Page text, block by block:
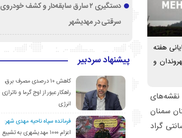
هفته
و
سمنان
گراد
دستگیری ۲ سارق سابقه‌دار و کشف خودروی
سرقتی در مهدیشهر
پیشنهاد سردبیر
کاهش ۱۰ درصدی مصرف برق،
راهکار عبور از اوج گرما و ناترازی
انرژی
فرمانده سپاه ناحیه مهدی شهر:
اعزام ۱۰۰۰ مهدیشهری به تشییع